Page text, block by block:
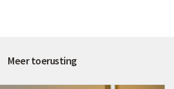
Meer toerusting